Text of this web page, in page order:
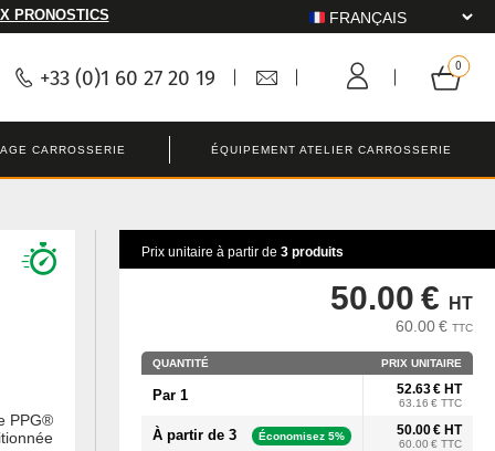
PRONOSTICS
+33 (0)1 60 27 20 19
CARROSSERIE ÉQUIPEMENT ATELIER CARROSSERIE
PPG®
Prix unitaire à partir de 3 produits
QUANTITÉ PRIX UNITAIRE
Par 1 52.63 € HT
63.16 € TTC
À partir de 3 Économisez 5% 50.00 € HT
60.00 € TTC
50.00 € HT
60.00 € TTC